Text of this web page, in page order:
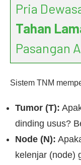
Pria
Tahan
Pasangan
Sistem TNM
Tumor (T):
dinding usus?
Node (N):
kelenjar (node)